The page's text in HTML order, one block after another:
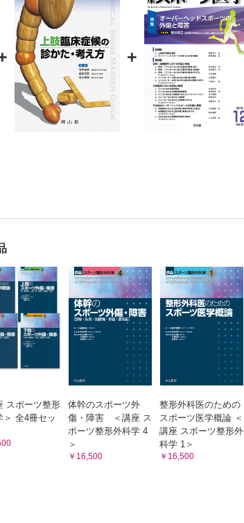
+
スポーツ整形
＞ 全4冊セッ
体幹のスポーツ外
傷・障害 ＜講座 ス
ポーツ整形外科学 4
＞
￥16,500
整形外科医のための
スポーツ医学概論 ＜
講座 スポーツ整形外
科学 1＞
￥16,500